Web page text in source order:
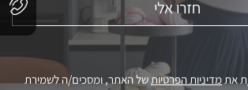
ת אתמדיניות הפרטיותשל האתר, ומסכים/ה לשמירת